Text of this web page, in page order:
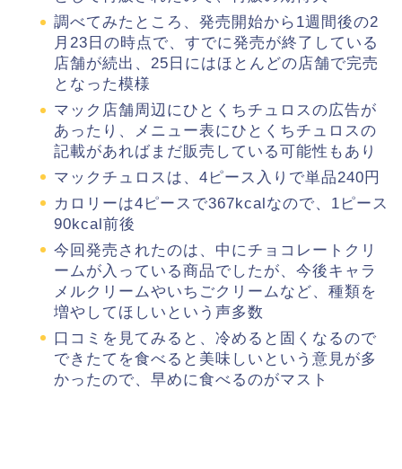
調べてみたところ、発売開始から1週間後の2
月23日の時点で、すでに発売が終了している
店舗が続出、25日にはほとんどの店舗で完売
となった模様
マック店舗周辺にひとくちチュロスの広告が
あったり、メニュー表にひとくちチュロスの
記載があればまだ販売している可能性もあり
マックチュロスは、4ピース入りで単品240円
カロリーは4ピースで367kcalなので、1ピース
90kcal前後
今回発売されたのは、中にチョコレートクリ
ームが入っている商品でしたが、今後キャラ
メルクリームやいちごクリームなど、種類を
増やしてほしいという声多数
口コミを見てみると、冷めると固くなるので
できたてを食べると美味しいという意見が多
かったので、早めに食べるのがマスト